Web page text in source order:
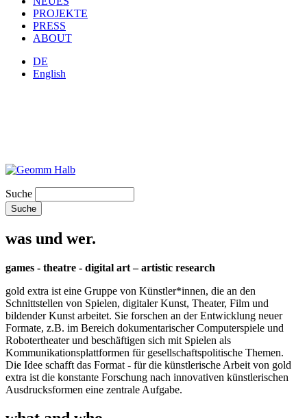
PROJEKTE
PRESS
ABOUT
DE
English
Suche
was und wer.
games - theatre - digital art – artistic research
gold extra ist eine Gruppe von Künstler*innen, die an den
Schnittstellen von Spielen, digitaler Kunst, Theater, Film und
bildender Kunst arbeitet. Sie forschen an der Entwicklung neuer
Formate, z.B. im Bereich dokumentarischer Computerspiele und
Robotertheater und beschäftigen sich mit Spielen als
Kommunikationsplattformen für gesellschaftspolitische Themen.
Die Idee schafft das Format - für die künstlerische Arbeit von gold
extra ist die konstante Forschung nach innovativen künstlerischen
Ausdrucksformen eine zentrale Aufgabe.